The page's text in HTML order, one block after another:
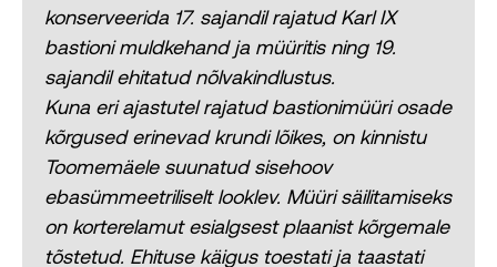
konserveerida 17. sajandil rajatud Karl IX
bastioni muldkehand ja müüritis ning 19.
sajandil ehitatud nõlvakindlustus.
Kuna eri ajastutel rajatud bastionimüüri osade
kõrgused erinevad krundi lõikes, on kinnistu
Toomemäele suunatud sisehoov
ebasümmeetriliselt looklev. Müüri säilitamiseks
on korterelamut esialgsest plaanist kõrgemale
tõstetud. Ehituse käigus toestati ja taastati